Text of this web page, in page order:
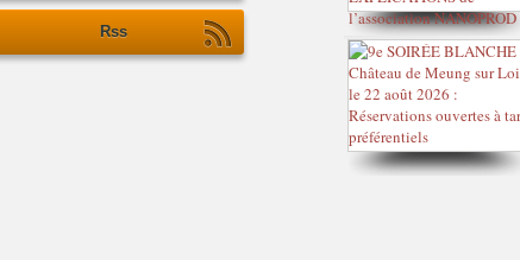
Rss